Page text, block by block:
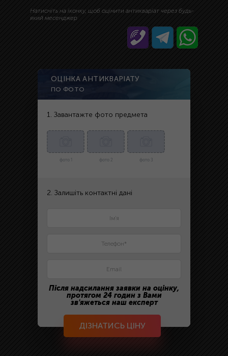
Натисніть на іконку, щоб оцінити антикваріат через будь-
який месенджер
ОЦІНКА АНТИКВАРІАТУ
ПО ФОТО
1. Завантажте фото предмета
фото 1 фото 2 фото 3
2. Залишіть контактні дані
Після надсилання заявки на оцінку,
протягом 24 годин з Вами
зв'яжеться наш експерт
ДІЗНАТИСЬ ЦІНУ